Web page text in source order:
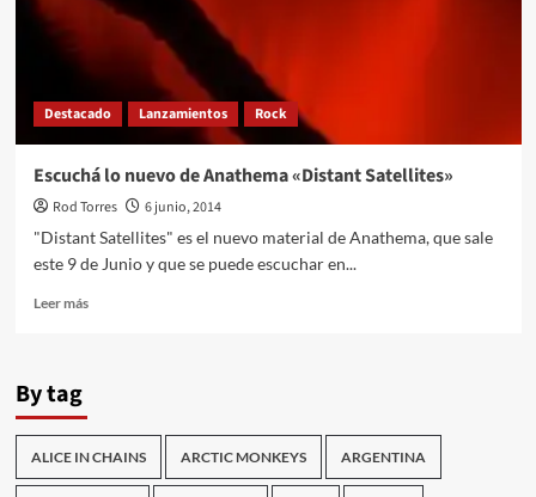
Destacado Lanzamientos Rock
Escuchá lo nuevo de Anathema «Distant Satellites»
Rod Torres
6 junio, 2014
"Distant Satellites" es el nuevo material de Anathema, que sale
este 9 de Junio y que se puede escuchar en...
Leer másLeer
nuevo
de
Anathema
«Distant
By tag
ALICE IN CHAINS ARCTIC MONKEYS ARGENTINA